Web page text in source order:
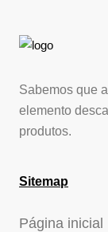
Sabemos que
elemento
produtos.
Sitemap
Página inicial